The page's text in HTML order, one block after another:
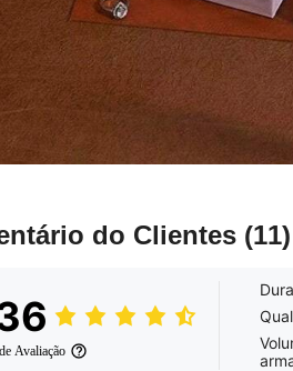
do Clientes (11)
Avaliação